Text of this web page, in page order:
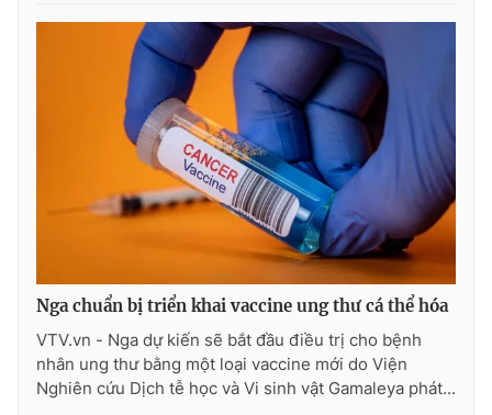
toasoan@vtv.vn
Liên hệ quảng cáo:
024-7300.7108
® Cấm sao chép dưới mọi hình thức nếu không có sự chấp
thuận bằng văn bản. Ghi rõ nguồn VTV.vn khi phát hành lại
Nga chuẩn bị triển khai vaccine ung thư cá thể hóa
VTV.vn - Nga dự kiến sẽ bắt đầu điều trị cho bệnh
nhân ung thư bằng một loại vaccine mới do Viện
Nghiên cứu Dịch tễ học và Vi sinh vật Gamaleya phát...